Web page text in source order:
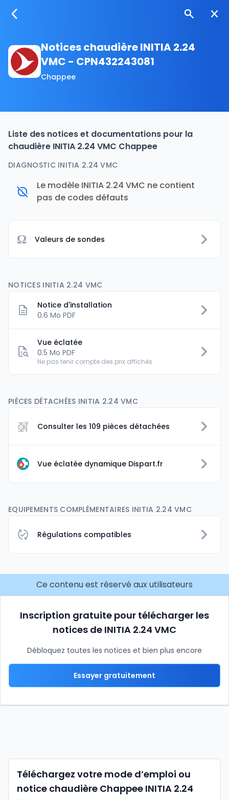
Notices chaudière INITIA 2.24
VMC - CPN432243081
Chappee
Liste des notices et documentations pour la
chaudière INITIA 2.24 VMC Chappee
DIAGNOSTIC INITIA 2.24 VMC
Le modèle INITIA 2.24 VMC ne contient
pas de codes défauts
Ω Valeurs de sondes
NOTICES INITIA 2.24 VMC
Notice d'installation
0.6 Mo PDF
Vue éclatée
0.5 Mo PDF
Ne pas tenir compte des prix affichés
PIÈCES DÉTACHÉES INITIA 2.24 VMC
Consulter les 109 pièces détachées
Vue éclatée dynamique Dispart.fr
EQUIPEMENTS COMPLÉMENTAIRES INITIA 2.24 VMC
Régulations compatibles
Ce contenu est réservé aux utilisateurs
Inscription gratuite pour télécharger les
notices de INITIA 2.24 VMC
Débloquez toutes les notices et bien plus encore
Essayer gratuitement
Téléchargez votre mode d’emploi ou
notice chaudière Chappee INITIA 2.24